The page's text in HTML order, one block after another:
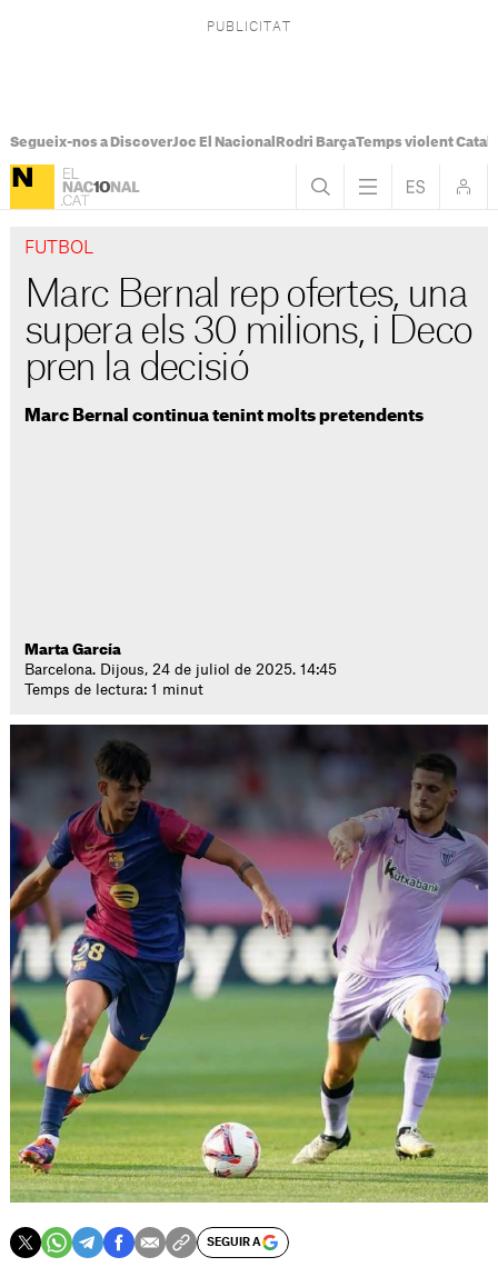
Segueix-nos a DiscoverJoc El Nacional Rodri BarçaTemps violent
FUTBOL
Marc Bernal rep ofertes, una
supera els 30 milions, i Deco
pren la decisió
Marc Bernal continua tenint molts pretendents
Marta García
Barcelona. Dijous, 24 de juliol de 2025. 14:45
Temps de lectura: 1 minut
SEGUIR A